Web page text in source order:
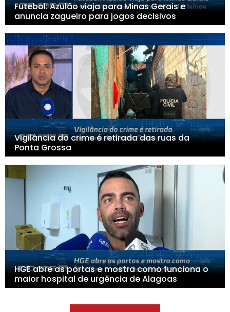
Futebol: Azulão viaja para Minas Gerais e
anuncia zagueiro para jogos decisivos
Vigilância do crime é retirada das ruas da
Ponta Grossa
HGE abre as portas e mostra como funciona o
maior hospital de urgência de Alagoas